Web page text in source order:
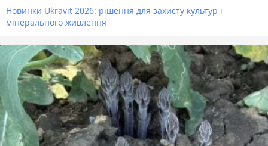
Новинки Ukravit 2026: рішення для захисту культур і
мінерального живлення